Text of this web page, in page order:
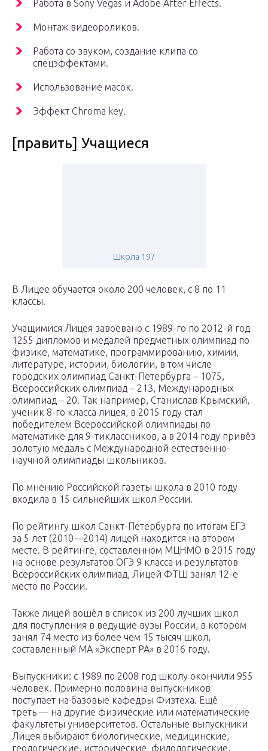
Работа в Sony Vegas и Adobe After Effects.
Монтаж видеороликов.
Работа со звуком, создание клипа со
спецэффектами.
Использование масок.
Эффект Chroma key.
[править] Учащиеся
Школа 197
В Лицее обучается около 200 человек, с 8 по 11
классы.
Учащимися Лицея завоевано с 1989-го по 2012-й год
1255 дипломов и медалей предметных олимпиад по
физике, математике, программированию, химии,
литературе, истории, биологии, в том числе
городских олимпиад Санкт-Петербурга – 1075,
Всероссийских олимпиад – 213, Международных
олимпиад – 20. Так например, Станислав Крымский,
ученик 8-го класса лицея, в 2015 году стал
победителем Всероссийской олимпиады по
математике для 9-тиклассников, а в 2014 году привёз
золотую медаль с Международной естественно-
научной олимпиады школьников.
По мнению Российской газеты школа в 2010 году
входила в 15 сильнейших школ России.
По рейтингу школ Санкт-Петербурга по итогам ЕГЭ
за 5 лет (2010—2014) лицей находится на втором
месте. В рейтинге, составленном МЦНМО в 2015 году
на основе результатов ОГЭ 9 класса и результатов
Всероссийских олимпиад, Лицей ФТШ занял 12-е
место по России.
Также лицей вошёл в список из 200 лучших школ
для поступления в ведущие вузы России, в котором
занял 74 место из более чем 15 тысяч школ,
составленный МА «Эксперт РА» в 2016 году.
Выпускники: с 1989 по 2008 год школу окончили 955
человек. Примерно половина выпускников
поступает на базовые кафедры Физтеха. Ещё
треть — на другие физические или математические
факультеты университетов. Остальные выпускники
Лицея выбирают биологические, медицинские,
геологические, исторические, филологические,